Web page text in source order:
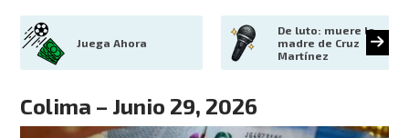
Juega Ahora
De luto: muere la
madre de Cruz
Martínez
Colima – Junio 29, 2026